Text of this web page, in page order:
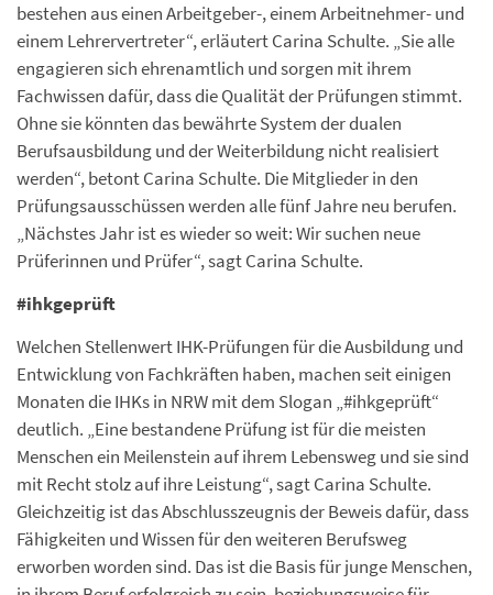
bestehen aus einen Arbeitgeber-, einem Arbeitnehmer- und
einem Lehrervertreter“, erläutert Carina Schulte. „Sie alle
engagieren sich ehrenamtlich und sorgen mit ihrem
Fachwissen dafür, dass die Qualität der Prüfungen stimmt.
Ohne sie könnten das bewährte System der dualen
Berufsausbildung und der Weiterbildung nicht realisiert
werden“, betont Carina Schulte. Die Mitglieder in den
Prüfungsausschüssen werden alle fünf Jahre neu berufen.
„Nächstes Jahr ist es wieder so weit: Wir suchen neue
Prüferinnen und Prüfer“, sagt Carina Schulte.
#ihkgeprüft
Welchen Stellenwert IHK-Prüfungen für die Ausbildung und
Entwicklung von Fachkräften haben, machen seit einigen
Monaten die IHKs in NRW mit dem Slogan „#ihkgeprüft“
deutlich. „Eine bestandene Prüfung ist für die meisten
Menschen ein Meilenstein auf ihrem Lebensweg und sie sind
mit Recht stolz auf ihre Leistung“, sagt Carina Schulte.
Gleichzeitig ist das Abschlusszeugnis der Beweis dafür, dass
Fähigkeiten und Wissen für den weiteren Berufsweg
erworben worden sind. Das ist die Basis für junge Menschen,